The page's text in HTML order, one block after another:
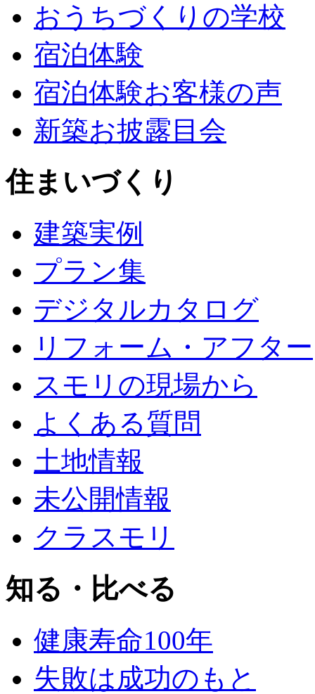
おうちづくりの学校
宿泊体験
宿泊体験お客様の声
新築お披露目会
住まいづくり
建築実例
プラン集
デジタルカタログ
リフォーム・アフター
スモリの現場から
よくある質問
土地情報
未公開情報
クラスモリ
知る・比べる
健康寿命100年
失敗は成功のもと